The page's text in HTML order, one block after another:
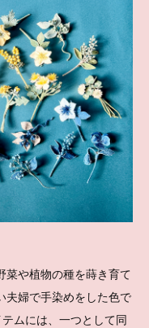
菜や植物の種を蒔き育て
夫婦で手染めをした色で
ムには、一つとして同